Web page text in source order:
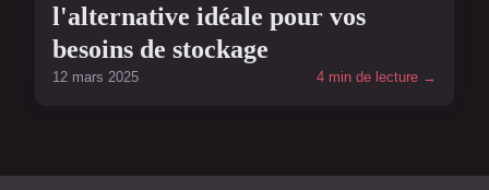
l'alternative idéale pour vos
besoins de stockage
12 mars 2025 4 min de lecture →